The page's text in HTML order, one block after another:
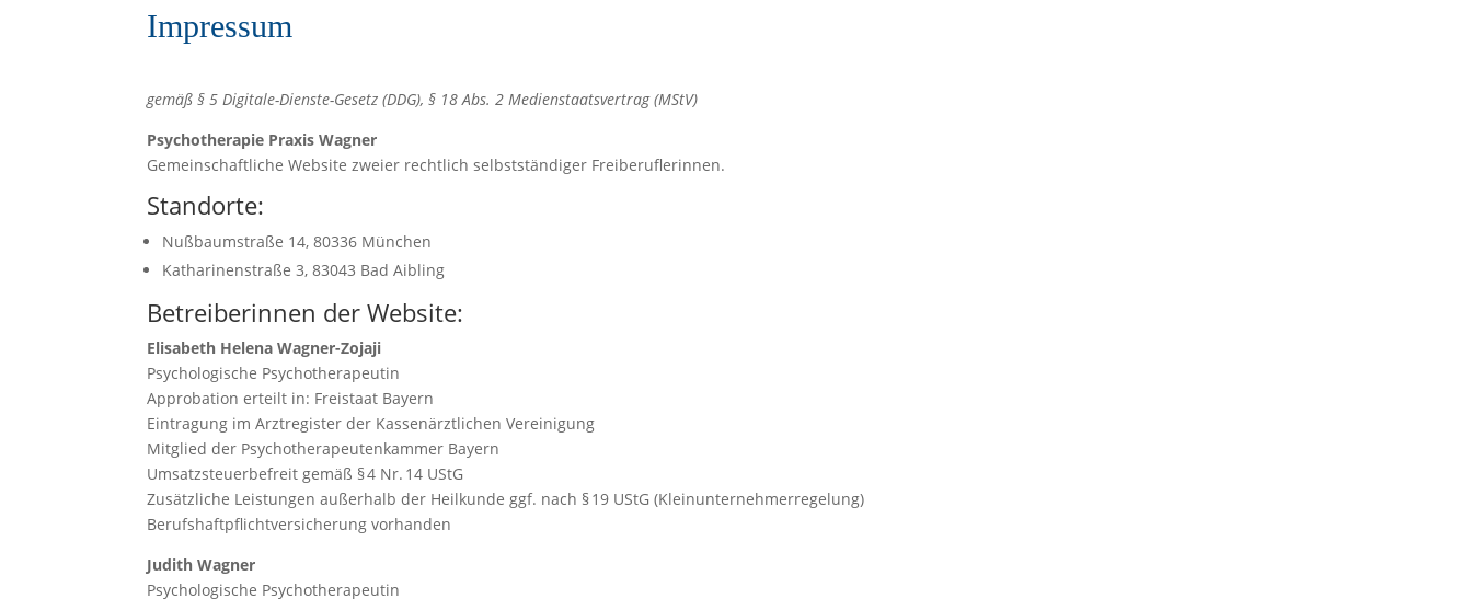
Impressum
gemäß § 5 Digitale-Dienste-Gesetz (DDG), § 18 Abs. 2 Medienstaatsvertrag (MStV)
Psychotherapie Praxis Wagner
Gemeinschaftliche Website zweier rechtlich selbstständiger Freiberuflerinnen.
Standorte:
Nußbaumstraße 14, 80336 München
Katharinenstraße 3, 83043 Bad Aibling
Betreiberinnen der Website:
Elisabeth Helena Wagner-Zojaji
Psychologische Psychotherapeutin
Approbation erteilt in: Freistaat Bayern
Eintragung im Arztregister der Kassenärztlichen Vereinigung
Mitglied der Psychotherapeutenkammer Bayern
Umsatzsteuerbefreit gemäß § 4 Nr. 14 UStG
Zusätzliche Leistungen außerhalb der Heilkunde ggf. nach § 19 UStG (Kleinunternehmerregelung)
Berufshaftpflichtversicherung vorhanden
Judith Wagner
Psychologische Psychotherapeutin